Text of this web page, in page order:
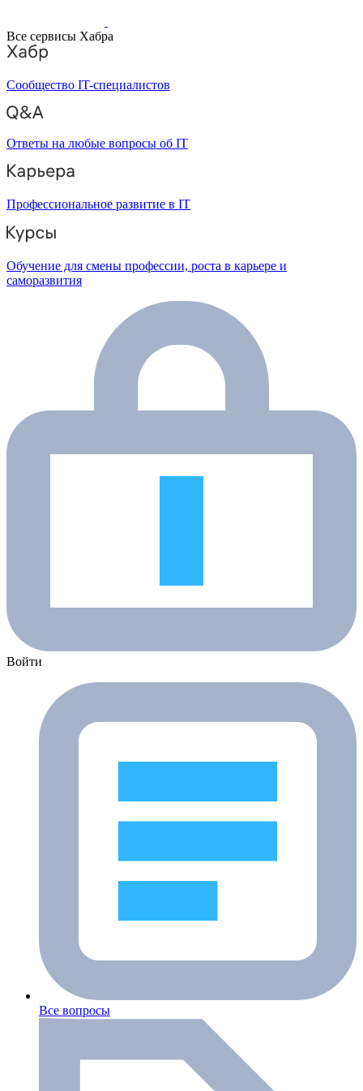
Все сервисы Хабра
Сообщество IT-специалистов
Ответы на любые вопросы об IT
Профессиональное развитие в IT
Обучение для смены профессии, роста в карьере и
саморазвития
Войти
Все вопросы